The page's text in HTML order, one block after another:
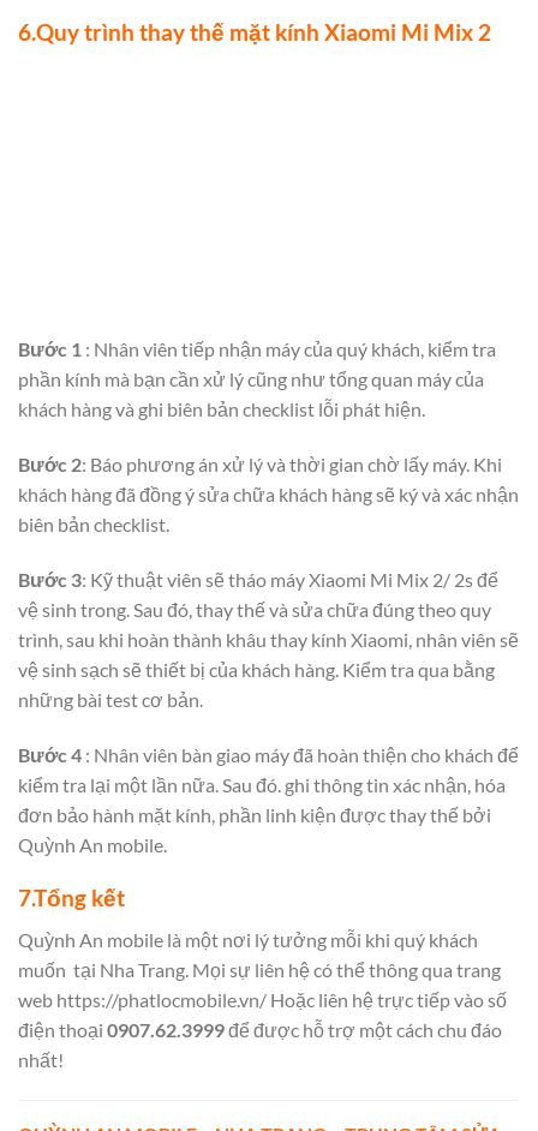
6.Quy trình thay thế mặt kính Xiaomi Mi Mix 2
Bước 1 : Nhân viên tiếp nhận máy của quý khách, kiểm tra
phần kính mà bạn cần xử lý cũng như tổng quan máy của
khách hàng và ghi biên bản checklist lỗi phát hiện.
Bước 2: Báo phương án xử lý và thời gian chờ lấy máy. Khi
khách hàng đã đồng ý sửa chữa khách hàng sẽ ký và xác nhận
biên bản checklist.
Bước 3: Kỹ thuật viên sẽ tháo máy Xiaomi Mi Mix 2/ 2s để
vệ sinh trong. Sau đó, thay thế và sửa chữa đúng theo quy
trình, sau khi hoàn thành khâu thay kính Xiaomi, nhân viên sẽ
vệ sinh sạch sẽ thiết bị của khách hàng. Kiểm tra qua bằng
những bài test cơ bản.
Bước 4 : Nhân viên bàn giao máy đã hoàn thiện cho khách để
kiểm tra lại một lần nữa. Sau đó. ghi thông tin xác nhận, hóa
đơn bảo hành mặt kính, phần linh kiện được thay thế bởi
Quỳnh An mobile.
7.Tổng kết
Quỳnh An mobile là một nơi lý tưởng mỗi khi quý khách
muốn tại Nha Trang. Mọi sự liên hệ có thể thông qua trang
web https://phatlocmobile.vn/ Hoặc liên hệ trực tiếp vào số
điện thoại 0907.62.3999để được hỗ trợ một cách chu đáo
nhất!